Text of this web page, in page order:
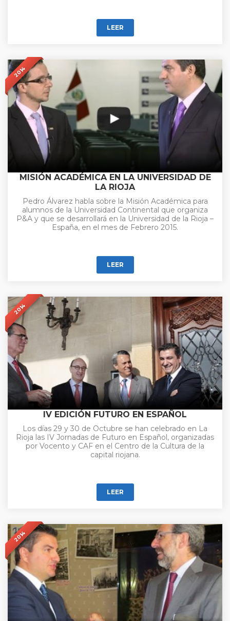
LEER
2014
MISIÓN ACADÉMICA EN LA UNIVERSIDAD DE
LA RIOJA
Pedro Álvarez habla sobre la Misión Académica para
alumnos de la Universidad Continental que organiza
P&A y que se desarrollará en la Universidad de la Rioja –
España, en el mes de Febrero 2015.
LEER
2014
IV EDICIÓN FUTURO EN ESPAÑOL
Los días 29 y 30 de Octubre se han celebrado en La
Rioja las IV Jornadas de Futuro en Español, organizadas
por Vocento y CAF en el Centro de la Cultura de la
capital riojana.
LEER
2014